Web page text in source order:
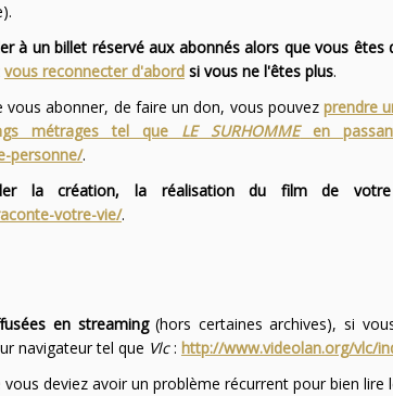
à un billet réservé aux abonnés alors que vous êtes
vous reconnecter d'abordsi vous ne l'êtes plus.
vous abonner, de faire un don, vous pouvezprendre
métrages tel que LE SURHOMMEen
personne/.
la création, la réalisation du film de
votre-vie/.
en streaming(hors certaines archives), si
navigateur tel que Vlc: http://www.videolan.org/vlc/
vous deviez avoir un problème récurrent pour bien